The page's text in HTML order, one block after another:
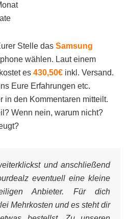
Stelle das Samsung
wählen. Laut einem
es 430,50€ inkl. Versand.
Eure Erfahrungen etc.
in den Kommentaren mitteilt.
Wenn nein, warum nicht?
und anschließend
eventuell eine kleine
Anbieter. Für dich
Mehrkosten und es steht dir